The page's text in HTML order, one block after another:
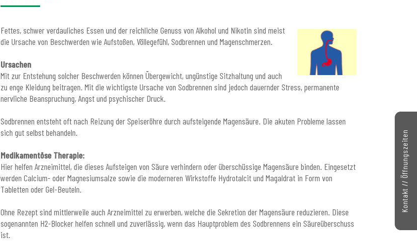
Fettes, schwer verdauliches Essen und der reichliche Genuss von Alkohol und Nikotin sind meist
die Ursache von Beschwerden wie Aufstoßen, Völlegefühl, Sodbrennen und Magenschmerzen.
Ursachen
Mit zur Entstehung solcher Beschwerden können Übergewicht, ungünstige Sitzhaltung und auch
zu enge Kleidung beitragen. Mit die wichtigste Ursache von Sodbrennen sind jedoch dauernder Stress, permanente
nervliche Beanspruchung, Angst und psychischer Druck.
Sodbrennen entsteht oft nach Reizung der Speiseröhre durch aufsteigende Magensäure. Die akuten Probleme lassen
sich gut selbst behandeln.
Medikamentöse Therapie:
Hier helfen Arzneimittel, die dieses Aufsteigen von Säure verhindern oder überschüssige Magensäure binden. Eingesetzt
werden Calcium- oder Magnesiumsalze sowie die moderneren Wirkstoffe Hydrotalcit und Magaldrat in Form von
Tabletten oder Gel-Beuteln.
Ohne Rezept sind mittlerweile auch Arzneimittel zu erwerben, welche die Sekretion der Magensäure reduzieren. Diese
sogenannten H2-Blocker helfen schnell und zuverlässig, wenn das Hauptproblem des Sodbrennens ein Säureüberschuss
ist.
Kontakt // Öffnungszeiten